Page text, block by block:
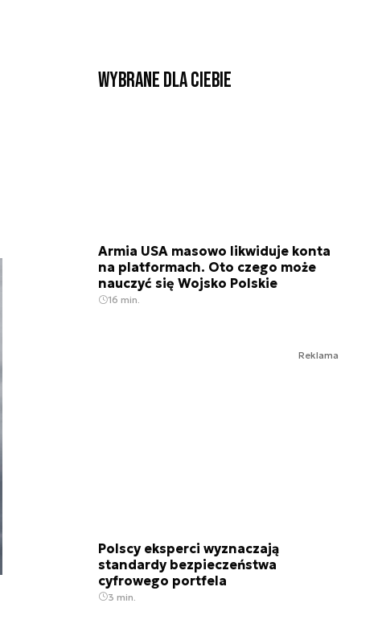
Wybrane dla Ciebie
Armia USA masowo likwiduje konta
na platformach. Oto czego może
nauczyć się Wojsko Polskie
16 min.
Reklama
Polscy eksperci wyznaczają
standardy bezpieczeństwa
cyfrowego portfela
3 min.